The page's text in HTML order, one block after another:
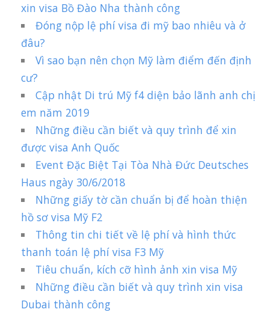
xin visa Bồ Đào Nha thành công
Đóng nộp lệ phí visa đi mỹ bao nhiêu và ở
đâu?
Vì sao bạn nên chọn Mỹ làm điểm đến định
cư?
Cập nhật Di trú Mỹ f4 diện bảo lãnh anh chị
em năm 2019
Những điều cần biết và quy trình để xin
được visa Anh Quốc
Event Đặc Biệt Tại Tòa Nhà Đức Deutsches
Haus ngày 30/6/2018
Những giấy tờ cần chuẩn bị để hoàn thiện
hồ sơ visa Mỹ F2
Thông tin chi tiết về lệ phí và hình thức
thanh toán lệ phí visa F3 Mỹ
Tiêu chuẩn, kích cỡ hình ảnh xin visa Mỹ
Những điều cần biết và quy trình xin visa
Dubai thành công